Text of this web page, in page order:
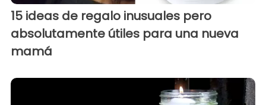
15 ideas de regalo inusuales pero
absolutamente útiles para una nueva
mamá